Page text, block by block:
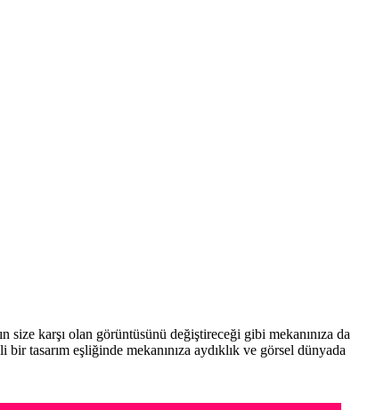
size karşı olan görüntüsünü değiştireceği gibi mekanınıza da
tasarım eşliğinde mekanınıza aydıklık ve görsel dünyada